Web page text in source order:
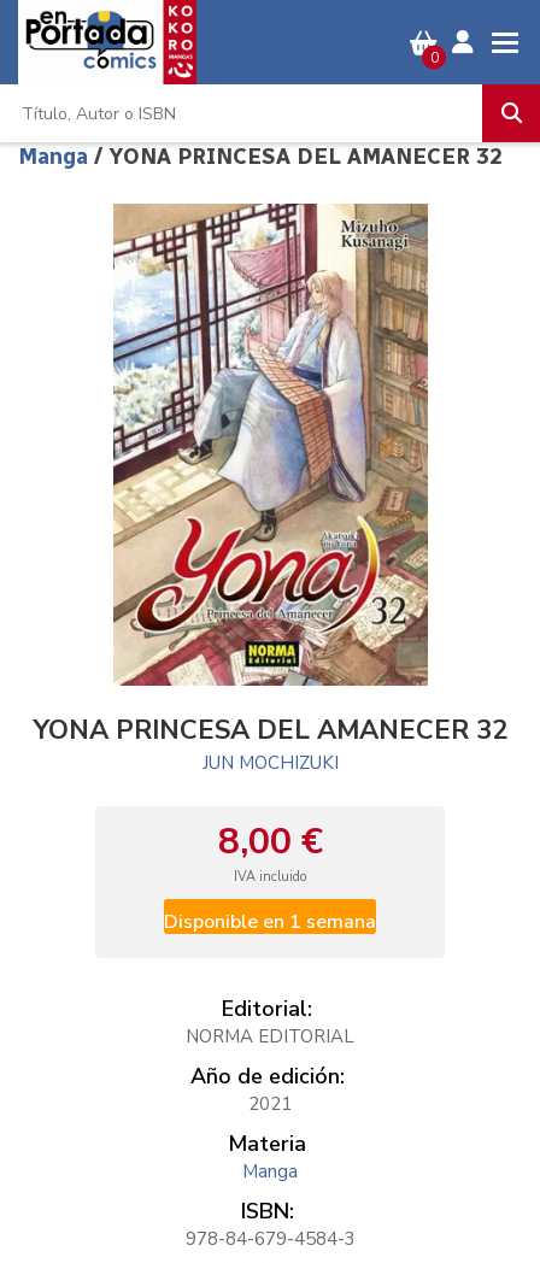
0
Manga / YONA PRINCESA DEL AMANECER 32
YONA PRINCESA DEL AMANECER 32
JUN MOCHIZUKI
8,00 €
IVA incluido
Disponible en 1 semana
Editorial:
NORMA EDITORIAL
Año de edición:
2021
Materia
Manga
ISBN:
978-84-679-4584-3